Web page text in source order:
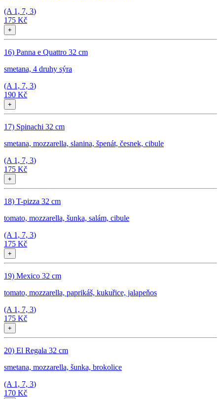
(A 1, 7, 3)
175 Kč
+
16) Panna e Quattro 32 cm
smetana, 4 druhy sýra
(A 1, 7, 3)
190 Kč
+
17) Spinachi 32 cm
smetana, mozzarella, slanina, špenát, česnek, cibule
(A 1, 7, 3)
175 Kč
+
18) T-pizza 32 cm
tomato, mozzarella, šunka, salám, cibule
(A 1, 7, 3)
175 Kč
+
19) Mexico 32 cm
tomato, mozzarella, paprikáš, kukuřice, jalapeňos
(A 1, 7, 3)
175 Kč
+
20) El Regala 32 cm
smetana, mozzarella, šunka, brokolice
(A 1, 7, 3)
170 Kč